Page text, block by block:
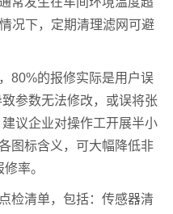
况下，定期清理滤网可避
80%的报修实际是用户误
参数无法修改，或误将张
议企业对操作工开展半小
图标含义，可大幅降低非
率。
检清单，包括：传感器清